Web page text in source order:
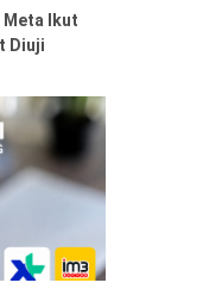
Meta Ikut
Diuji